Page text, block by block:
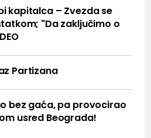
kapitalca – Zvezda se
"Da zaključimo o
Partizana
bez gaća, pa provocirao
usred Beograda!